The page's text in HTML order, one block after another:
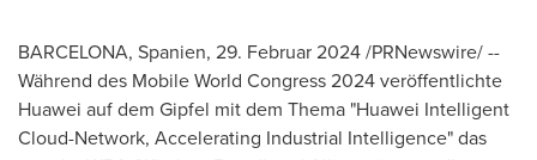
BARCELONA, Spanien, 29. Februar 2024/PRNewswire/ --
Während des Mobile World Congress 2024 veröffentlichte
Huawei auf dem Gipfel mit dem Thema "Huawei Intelligent
Cloud-Network, Accelerating Industrial Intelligence" das